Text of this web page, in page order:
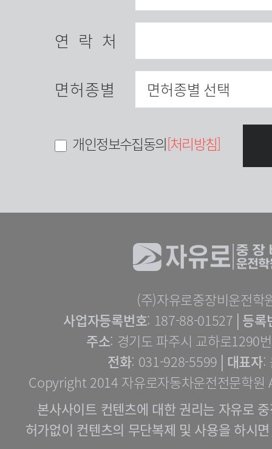
연락처
면허종별
개인정보수집동의[처리방침]
(주)자유로중장비운전학
사업자등록번호: 187-88-01527│ 등록
주소: 경기도 파주시 교하로1290
전화: 031-928-5599│ 대표자:
Copyright 2014 자유로자동차운전전문학
본사사이트 컨텐츠에 대한 권리는 자유로
허가없이 컨텐츠의 무단복제 및 사용을 하시